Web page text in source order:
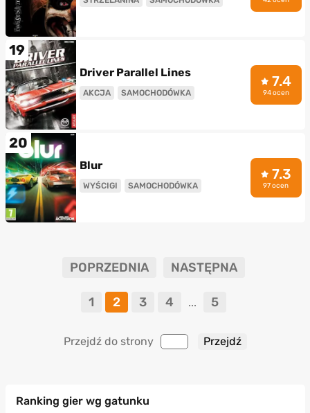
19
Driver Parallel Lines
AKCJA SAMOCHODÓWKA
7.4
94 ocen
20
Blur
WYŚCIGI SAMOCHODÓWKA
7.3
97 ocen
POPRZEDNIA NASTĘPNA
1 2 3 4 ... 5
Przejdź do strony
Ranking gier wg gatunku